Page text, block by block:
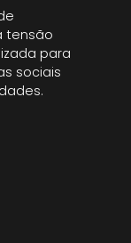
tensão
para
sociais